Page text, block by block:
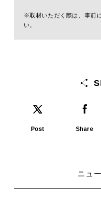
※取材いただく際は、事前
い。
Post Share
ニュ